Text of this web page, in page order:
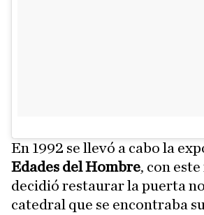
En 1992 se llevó a cabo la
Edades del Hombre, con
decidió restaurar la puerta
catedral que se encontraba